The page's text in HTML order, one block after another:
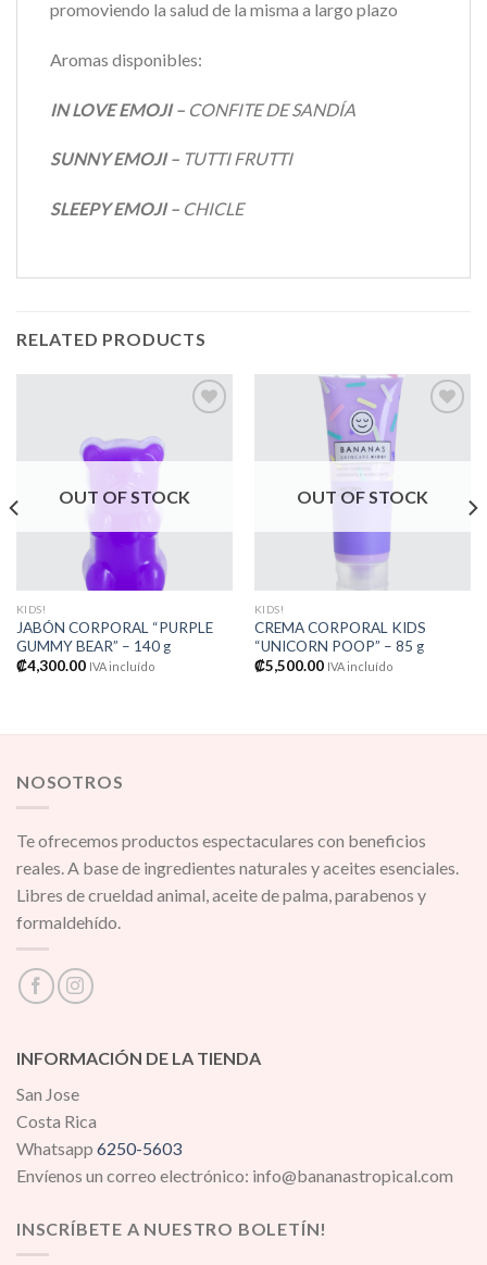
promoviendo la salud de la misma a largo plazo
Aromas disponibles:
IN LOVE EMOJI – CONFITE DE SANDÍA
SUNNY EMOJI – TUTTI FRUTTI
SLEEPY EMOJI – CHICLE
RELATED PRODUCTS
lista de
OUT OF STOCK
KIDS!
JABÓN CORPORAL “PURPLE
GUMMY BEAR” – 140 g
₡4,300.00 IVA incluído
lista de
OUT OF STOCK
KIDS!
CREMA CORPORAL KIDS
“UNICORN POOP” – 85 g
₡5,500.00 IVA incluído
NOSOTROS
Te ofrecemos productos espectaculares con beneficios
reales. A base de ingredientes naturales y aceites esenciales.
Libres de crueldad animal, aceite de palma, parabenos y
formaldehído.
INFORMACIÓN DE LA TIENDA
San Jose
Costa Rica
Whatsapp 6250-5603
Envíenos un correo electrónico: info@bananastropical.com
INSCRÍBETE A NUESTRO BOLETÍN!